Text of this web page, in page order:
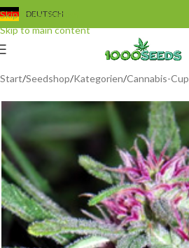
Skip to navigation
Skip to main content
DEUTSCH
Start/Seedshop/Kategorien/Cannabis-